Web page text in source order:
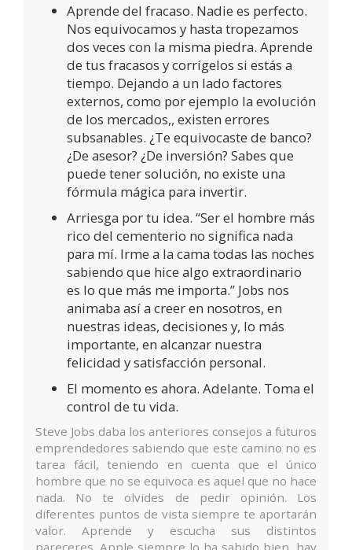
Aprende del fracaso. Nadie es perfecto.
Nos equivocamos y hasta tropezamos
dos veces con la misma piedra. Aprende
de tus fracasos y corrígelos si estás a
tiempo. Dejando a un lado factores
externos, como por ejemplo la evolución
de los mercados,, existen errores
subsanables. ¿Te equivocaste de banco?
¿De asesor? ¿De inversión? Sabes que
puede tener solución, no existe una
fórmula mágica para invertir.
Arriesga por tu idea. “Ser el hombre más
rico del cementerio no significa nada
para mí. Irme a la cama todas las noches
sabiendo que hice algo extraordinario
es lo que más me importa.” Jobs nos
animaba así a creer en nosotros, en
nuestras ideas, decisiones y, lo más
importante, en alcanzar nuestra
felicidad y satisfacción personal.
El momento es ahora. Adelante. Toma el
control de tu vida.
Steve Jobs daba los anteriores consejos a futuros
emprendedores sabiendo que este camino no es
tarea fácil, teniendo en cuenta que el único
hombre que no se equivoca es aquel que no hace
nada. No te olvides de pedir opinión. Los
diferentes puntos de vista siempre te aportarán
valor. Aprende y escucha sus distintos
pareceres. Apple siempre lo ha sabido bien, hay